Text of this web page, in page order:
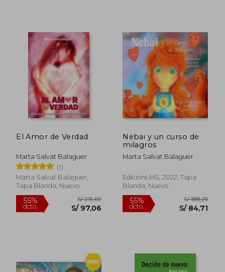
55% S/ 229,41 55% S/
El Amor de Verdad
Marta Salvat Balaguer
(1)
Marta Salvat Balaguer,
Tapa Blanda, Nuevo
Nebai y un curso de
milagros
Marta Salvat Balaguer
Edicions MS, 2022, Tapa
Blanda, Nuevo